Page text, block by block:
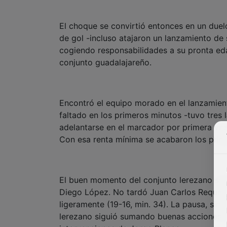
El choque se convirtió entonces en un
de gol -incluso atajaron un lanzamiento
cogiendo responsabilidades a su pronta
conjunto guadalajareño.
Encontró el equipo morado en el
faltado en los primeros minutos -tuvo tres
adelantarse en el marcador por primera
Con esa renta mínima se acabaron los
El buen momento del conjunto lerezano
Diego López. No tardó Juan Carlos
ligeramente (19-16, min. 34). La pausa,
lerezano siguió sumando buenas